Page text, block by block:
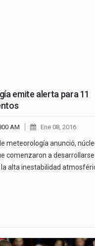
emite alerta para 11
AM Ene 08, 2016
meteorología anunció,
comenzaron a
alta inestabilidad